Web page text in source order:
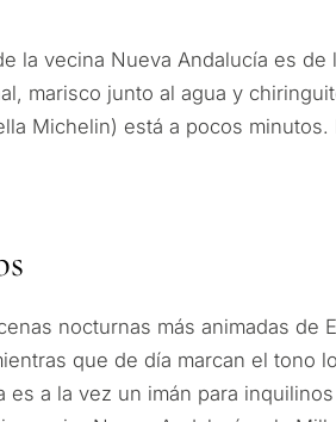
la vecina Nueva Andalucía es de
marisco junto al agua y
Michelin) está a pocos
nocturnas más animadas de
que de día marcan el tono
a la vez un imán para